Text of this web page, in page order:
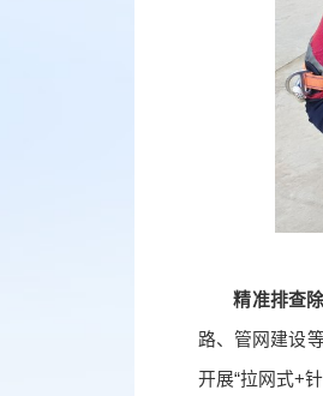
精准排查
路、管网建设
开展“拉网式+